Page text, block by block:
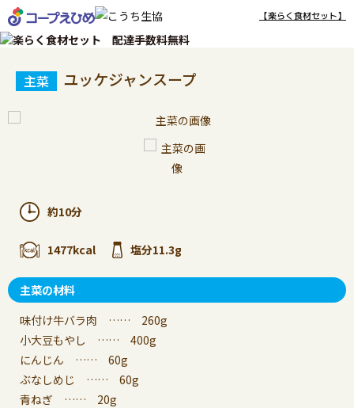
【楽らく食材セット】
ユッケジャンスープ
約10分
1477kcal 塩分11.3g
主菜の材料
味付け牛バラ肉 …… 260g
小大豆もやし …… 400g
にんじん …… 60g
ぶなしめじ …… 60g
青ねぎ …… 20g